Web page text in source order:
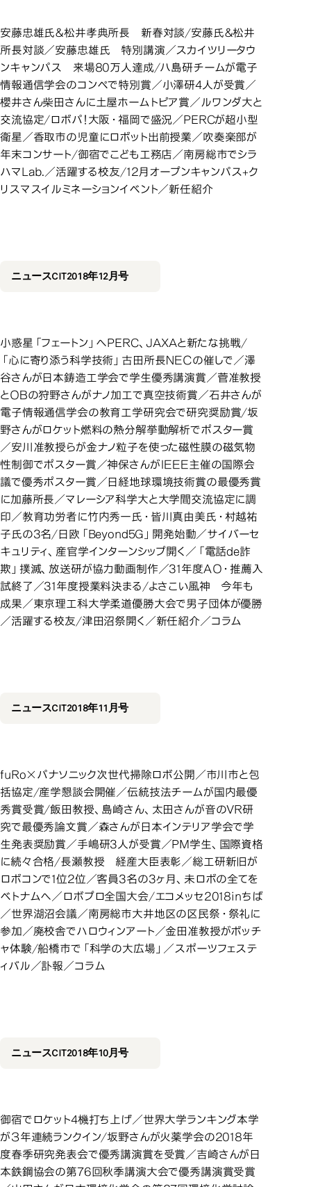
安藤忠雄氏＆松井孝典所長 新春対談/安藤氏＆松井
所長対談／安藤忠雄氏 特別講演／スカイツリータウ
ンキャンパス 来場80万人達成/八島研チームが電子
情報通信学会のコンペで特別賞／小澤研4人が受賞／
櫻井さん柴田さんに土屋ホームトピア賞／ルワンダ大と
交流協定/ロボパ！大阪・福岡で盛況／PERCが超小型
衛星／香取市の児童にロボット出前授業／吹奏楽部が
年末コンサート/御宿でこども工務店／南房総市でシラ
ハマLab.／活躍する校友/12月オープンキャンパス+ク
リスマスイルミネーションイベント／新任紹介
2018年12月号
ニュースCIT2018年12月号
小惑星「フェートン」へPERC、JAXAと新たな挑戦/
「心に寄り添う科学技術」古田所長ＮＥＣの催しで／澤
谷さんが日本鋳造工学会で学生優秀講演賞／菅准教授
とＯＢの狩野さんがナノ加工で真空技術賞／石井さんが
電子情報通信学会の教育工学研究会で研究奨励賞/坂
野さんがロケット燃料の熱分解挙動解析でポスター賞
／安川准教授らが金ナノ粒子を使った磁性膜の磁気物
性制御でポスター賞／神保さんがＩＥＥＥ主催の国際会
議で優秀ポスター賞／日経地球環境技術賞の最優秀賞
に加藤所長／マレーシア科学大と大学間交流協定に調
印／教育功労者に竹内秀一氏・皆川真由美氏・村越祐
子氏の3名/日欧「Beyond5G」開発始動／サイバーセ
キュリティ、産官学インターンシップ開く／「電話de詐
欺」撲滅、放送研が協力動画制作／31年度ＡＯ・推薦入
試終了／31年度授業料決まる/よさこい風神 今年も
成果／東京理工科大学柔道優勝大会で男子団体が優勝
／活躍する校友/津田沼祭開く／新任紹介／コラム
2018年11月号
ニュースCIT2018年11月号
fuRo×パナソニック次世代掃除ロボ公開／市川市と包
括協定/産学懇談会開催／伝統技法チームが国内最優
秀賞受賞/飯田教授、島崎さん、太田さんが音のVR研
究で最優秀論文賞／森さんが日本インテリア学会で学
生発表奨励賞／手嶋研3人が受賞／PM学生、国際資格
に続々合格/長瀬教授 経産大臣表彰／総工研新旧が
ロボコンで1位2位／客員3名の3ヶ月、未ロボの全てを
ベトナムへ／ロボプロ全国大会/エコメッセ2018inちば
／世界湖沼会議／南房総市大井地区の区民祭・祭礼に
参加／廃校舎でハロウィンアート／金田准教授がボッチ
ャ体験/船橋市で「科学の大広場」／スポーツフェステ
ィバル／訃報／コラム
2018年10月号
ニュースCIT2018年10月号
御宿でロケット4機打ち上げ／世界大学ランキング本学
が３年連続ランクイン/坂野さんが火薬学会の2018年
度春季研究発表会で優秀講演賞を受賞／吉崎さんが日
本鉄鋼協会の第76回秋季講演大会で優秀講演賞受賞